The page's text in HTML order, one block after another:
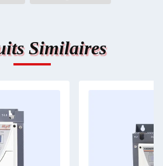
Similaires